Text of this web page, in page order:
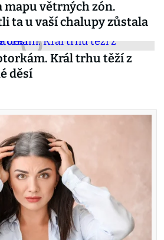
větrných zón.
ta u vaší chalupy zůstala
Král trhu těží z
děsí